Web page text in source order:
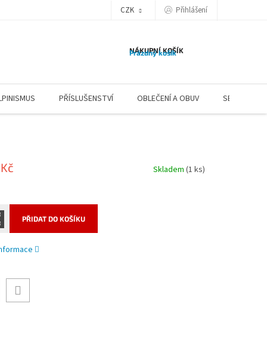
CZK Přihlášení
NÁKUPNÍ KOŠÍK
Prázdný košík
PŘÍSLUŠENSTVÍ OBLEČENÍ A OBUV SERVIS
Skladem (1 ks)
PŘIDAT DO KOŠÍKU